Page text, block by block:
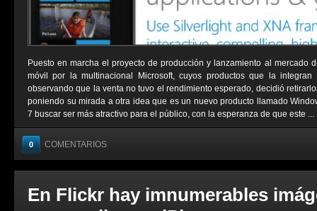
Puesto en marcha el proyecto de producción y lanzamiento al mercado
móvil por la multinacional Microsoft, cuyos productos que la
observando que la venta no tuvo el rendimiento esperado, decidió
poniendo su mirada a otra idea que es un nuevo producto llamado
7 buscar ser más atractivo para el público, con la esperanza de que este ...
0 COMENTARIOS
En Flickr hay imnumerables